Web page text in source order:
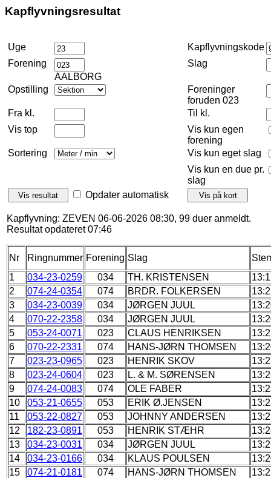
Kapflyvningsresultat
Uge
Kapflyvningskode
Forening
AALBORG
Slag
Opstilling
Foreninger
foruden 023
Fra kl.
Til kl.
Vis top
Vis kun egen
forening
Sortering
Vis kun eget slag
Vis kun en due pr.
slag
Opdater automatisk
Kapflyvning: ZEVEN 06-06-2026 08:30, 99 duer anmeldt.
Resultat opdateret 07:46
Nr Ringnummer Forening Slag
1
034-23-0259 034 TH. KRISTENSEN
2
074-24-0354 074 BRDR. FOLKERSEN
3
034-23-0039 034 JØRGEN JUUL
4
070-22-2358 034 JØRGEN JUUL
5
053-24-0071 023 CLAUS HENRIKSEN
6
070-22-2331 074 HANS-JØRN THOMSEN
7
023-23-0965 023 HENRIK SKOV
8
023-24-0604 023 L. & M. SØRENSEN
9
074-24-0083 074 OLE FABER
10
053-21-0655 053 ERIK Ø.JENSEN
11
053-22-0827 053 JOHNNY ANDERSEN
12
182-23-0891 053 HENRIK STÆHR
13
034-23-0031 034 JØRGEN JUUL
14
034-23-0166 034 KLAUS POULSEN
15
074-21-0181 074 HANS-JØRN THOMSEN